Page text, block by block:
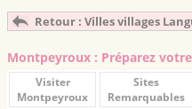
Retour : Villes villages
Montpeyroux : Préparez
Visiter
Montpeyroux
Sites
Remarquables